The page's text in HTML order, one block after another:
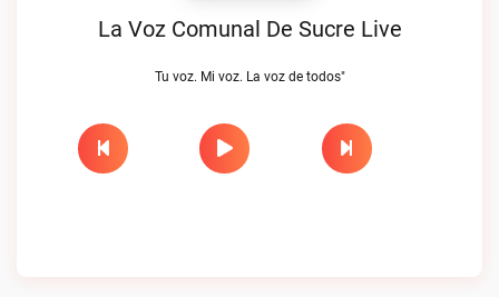
La Voz Comunal De Sucre Live
Tu voz. Mi voz. La voz de todos"